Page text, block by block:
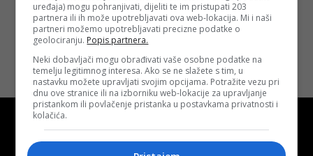
Opširnije
uređaja) mogu pohranjivati, dijeliti te im pristupati 203
partnera ili ih može upotrebljavati ova web-lokacija. Mi i naši
partneri možemo upotrebljavati precizne podatke o
geolociranju. Popis partnera.
Neki dobavljači mogu obrađivati vaše osobne podatke na
temelju legitimnog interesa. Ako se ne slažete s tim, u
nastavku možete upravljati svojim opcijama. Potražite vezu pri
dnu ove stranice ili na izborniku web-lokacije za upravljanje
pristankom ili povlačenje pristanka u postavkama privatnosti i
kolačića.